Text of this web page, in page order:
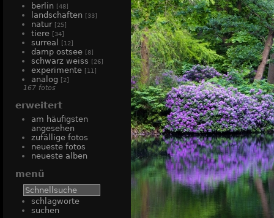
berlin [48]
landschaften [33]
natur [25]
tiere [34]
surreal [12]
damp ostsee [8]
schwarz weiss [26]
experimente [11]
analog [2]
167 fotos
erweitert
am häufigsten
angesehen
zufällige fotos
neueste fotos
neueste alben
menü
schlagworte
suchen